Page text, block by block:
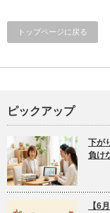
トップページに戻る
ピックアップ
下が
負け
【6